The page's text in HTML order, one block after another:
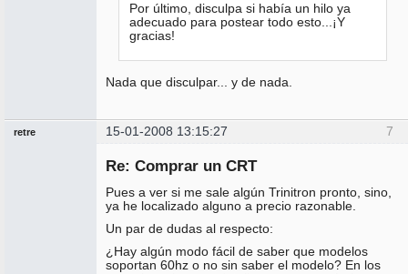
Por último, disculpa si había un hilo ya
adecuado para postear todo esto...¡Y
gracias!
Nada que disculpar... y de nada.
7
retre 15-01-2008 13:15:27
Re: Comprar un CRT
Pues a ver si me sale algún Trinitron pronto, sino,
ya he localizado alguno a precio razonable.
Un par de dudas al respecto:
¿Hay algún modo fácil de saber que modelos
soportan 60hz o no sin saber el modelo? En los